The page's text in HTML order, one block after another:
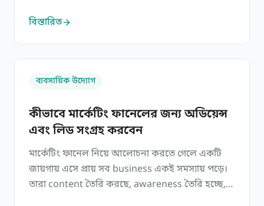
price-কে দোষ দেয়। তাই তারা discount দেয়, offer
দেয়, urgency তৈরি করে। কখনো কখনো এগুলো
কাজ করে, কিন্তু বেশিরভাগ সময় মূল সমস্যাটা […]
বিস্তারিত
ব্যবসায়িক উদ্যোগ
কীভাবে মার্কেটিং ফানেলের জন্য অডিয়েন্স
এবং লিড সংগ্রহ করবেন
মার্কেটিং ফানেল নিয়ে আলোচনা করতে গেলে একটি
জায়গায় এসে প্রায় সব business একই সমস্যায় পড়ে।
তারা content তৈরি করছে, awareness তৈরি হচ্ছে,